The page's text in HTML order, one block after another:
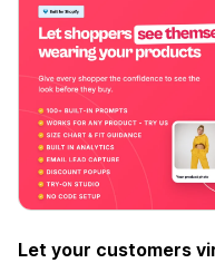
Let your customers